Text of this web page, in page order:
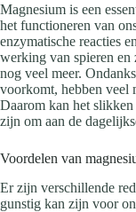
Magnesium is een
het functioneren van
enzymatische reacties
werking van spieren en
nog veel meer.
voorkomt, hebben veel
Daarom kan het slikken
zijn om aan de
Voordelen van
Er zijn verschillende
gunstig kan zijn voor